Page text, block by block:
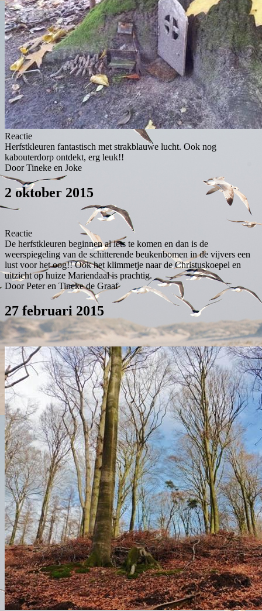
Reactie
Herfstkleuren fantastisch met strakblauwe lucht. Ook nog
kabouterdorp ontdekt, erg leuk!!
Door Tineke en Joke
2 oktober 2015
Reactie
De herfstkleuren beginnen al iets te komen en dan is de
weerspiegeling van de schitterende beukenbomen in de vijvers een
lust voor het oog!! Ook het klimmetje naar de Christuskoepel en
uitzicht op huize Mariendaal is prachtig.
Door Peter en Tineke de Graaf
27 februari 2015